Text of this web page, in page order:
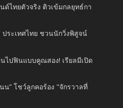
ด์ไทยตัวจริง ติวเข้มกลยุทธ์กา
ระเทศไทย ชวนนักวิ่งพิสูจน์
ไปฟินแบบคูณสอง! เรียลมีเปิด
น” โชว์ลูกคอร้อง "จักรวาลที่